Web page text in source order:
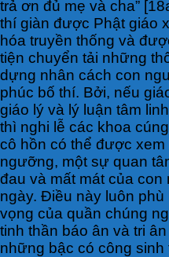
trả ơn đủ mẹ và cha”
thí giàn được Phật giáo
hóa truyền thống và
tiện chuyển tải những
dựng nhân cách con
phúc bố thí. Bởi, nếu
giáo lý và lý luận tâm
thì nghi lễ các khoa
cô hồn có thể được
ngưỡng, một sự quan
đau và mất mát của
ngày. Điều này luôn
vọng của quần chúng
tinh thần báo ân và tri
những bậc có công